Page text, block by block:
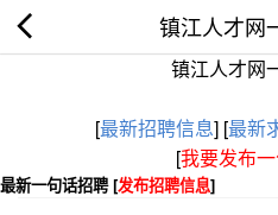
镇江人才网
镇江人才网
[最新招聘信息] [最新
[我要发布
最新一句话招聘 [发布招聘信息]